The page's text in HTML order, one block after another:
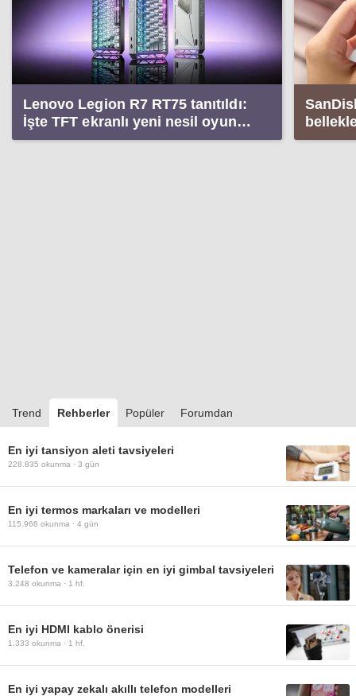
Lenovo Legion R7 RT75 tanıtıldı:
İşte TFT ekranlı yeni nesil oyun
klavyesi
Trend Rehberler Popüler Forumdan
En iyi tansiyon aleti tavsiyeleri
228.835 okunma · 3 gün
En iyi termos markaları ve modelleri
115.966 okunma · 4 gün
Telefon ve kameralar için en iyi gimbal tavsiyeleri
3.248 okunma · 1 hf.
En iyi HDMI kablo önerisi
1.333 okunma · 1 hf.
En iyi yapay zekalı akıllı telefon modelleri